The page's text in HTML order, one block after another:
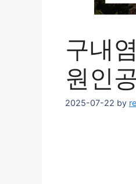
구내
원인
2025-07-22 by